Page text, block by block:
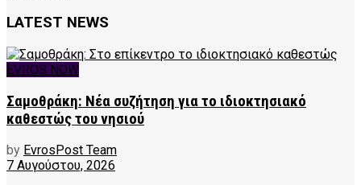
LATEST NEWS
EVROS NOW
Σαμοθράκη: Νέα συζήτηση για το ιδιοκτησιακό
καθεστώς του νησιού
by EvrosPost Team
7 Αυγούστου, 2026